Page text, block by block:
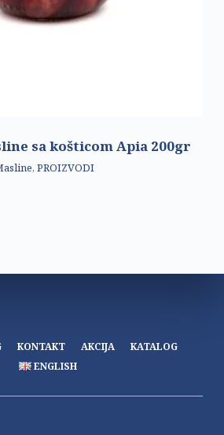
sa košticom Apia 200gr
, PROIZVODI
KONTAKT AKCIJA
KATALOG
ENGLISH